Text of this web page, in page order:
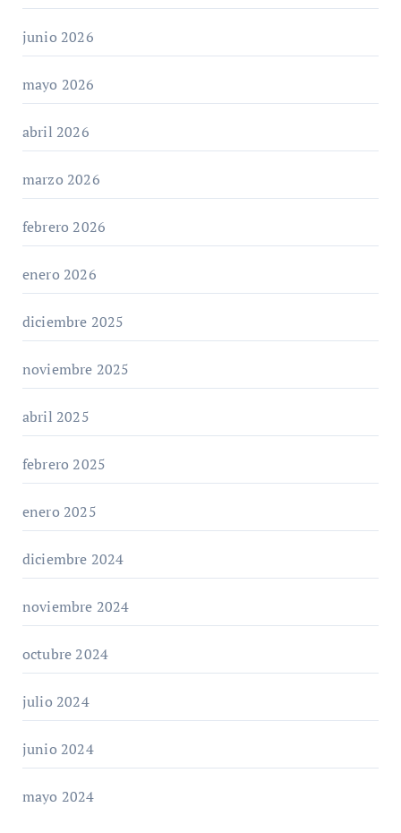
junio 2026
mayo 2026
abril 2026
marzo 2026
febrero 2026
enero 2026
diciembre 2025
noviembre 2025
abril 2025
febrero 2025
enero 2025
diciembre 2024
noviembre 2024
octubre 2024
julio 2024
junio 2024
mayo 2024